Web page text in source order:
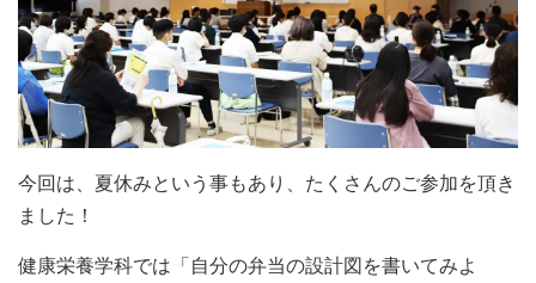
今回は、夏休みという事もあり、たくさんのご参加を頂き
ました！
健康栄養学科では「自分の弁当の設計図を書いてみよ